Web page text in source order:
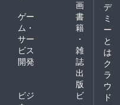
画
ゲー
ム・
サー
ビス
開発
書
籍
・
雑
誌
出
版
ビジ
ビ
デ
ミ
ー
と
は
ク
ラ
ウ
ド